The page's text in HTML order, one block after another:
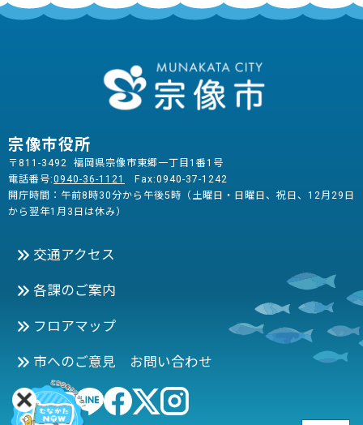
宗像市役所
〒811-3492 福岡県宗像市東郷一丁目1番1号
電話番号:0940-36-1121
Fax:0940-37-1242
開庁時間：午前8時30分から午後5時（土曜日・日曜日、祝日、12月29日
から翌年1月3日は休み）
交通アクセス
各課のご案内
フロアマップ
市へのご意見 お問い合わせ